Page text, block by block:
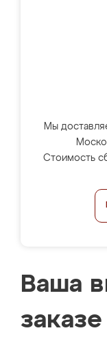
Мы
Стоимость
Ваша